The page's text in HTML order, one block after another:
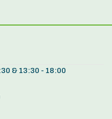
& 13:30 - 18:00